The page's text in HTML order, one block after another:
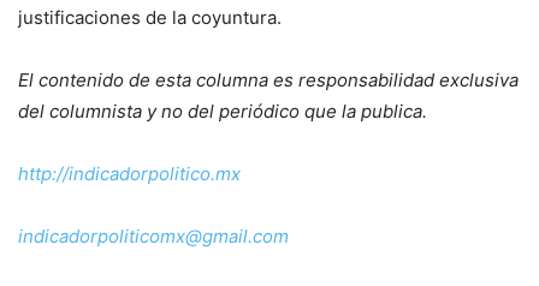
justificaciones de la coyuntura.
El contenido de esta columna es responsabilidad exclusiva
del columnista y no del periódico que la publica.
http://indicadorpolitico.mx
indicadorpoliticomx@gmail.com